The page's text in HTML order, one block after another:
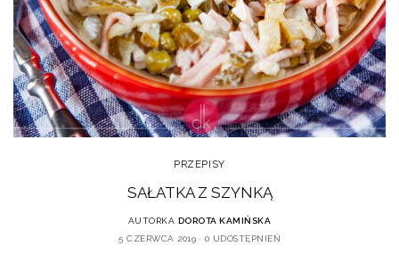
PRZEPISY
SAŁATKA Z SZYNKĄ
AUTORKA DOROTA KAMIŃSKA
5 CZERWCA 2019
0 UDOSTĘPNIEŃ